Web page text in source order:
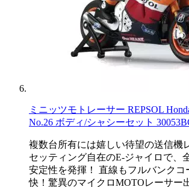
ミニッツモトレーサー REPSOL
No.26 ボディ/シャシーセット
複数台所有には嬉しい待望の送信機
セッティング自在のE-ジャイロで、
安定性を発揮！ 直線もフルバンクコ
快！驚異のマイクロMOTOレーサー